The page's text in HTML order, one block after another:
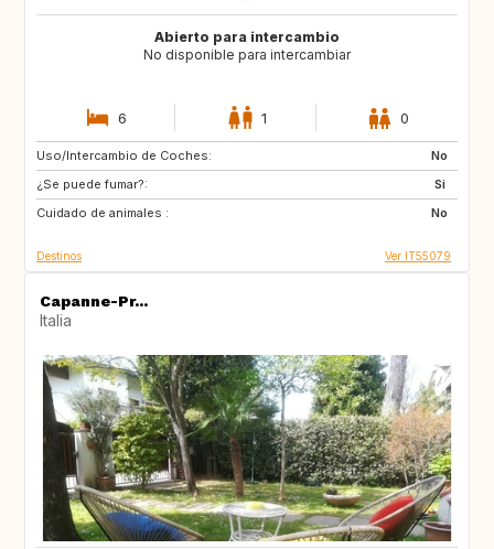
Abierto para intercambio
No disponible para intercambiar
6 1 0
Uso/Intercambio de Coches:
No
¿Se puede fumar?:
Si
Cuidado de animales :
No
NO
SE
GB
Destinos Ver IT55079
Capanne-Pr...
Italia